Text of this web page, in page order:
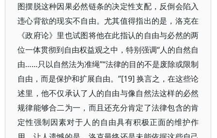
图摆脱这种因果必然链条的决定性支配，反倒会陷入
违心背欲的现实不自由。尤其值得指出的是，洛克在
《政府论》里也试图将他在此指认的自由与必然的两
位一体贯彻到自由权益观之中，特别强调“人的自然自
由……只以自然法为准绳”“法律的目的不是废除或限制
自由，而是保护和扩展自由。”[19] 换言之，在这些论
述里，他不仅承认了人的自由与像自然法这样的必然
规律能够合二为一，而且还充分肯定了法律包含的肯
定性强制因素对于人的自由具有积极正面的维护作